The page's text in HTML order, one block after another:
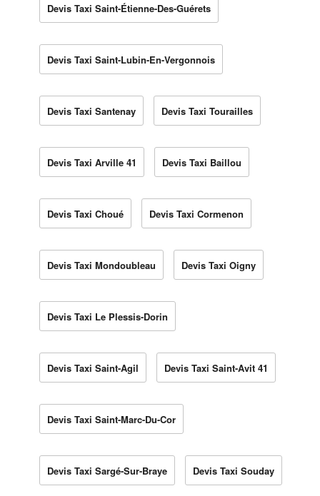
Devis Taxi Saint-Étienne-Des-Guérets
Devis Taxi Saint-Lubin-En-Vergonnois
Devis Taxi Santenay Devis Taxi Tourailles
Devis Taxi Arville 41 Devis Taxi Baillou
Devis Taxi Choué Devis Taxi Cormenon
Devis Taxi Mondoubleau Devis Taxi Oigny
Devis Taxi Le Plessis-Dorin
Devis Taxi Saint-Agil Devis Taxi Saint-Avit 41
Devis Taxi Saint-Marc-Du-Cor
Devis Taxi Sargé-Sur-Braye Devis Taxi Souday